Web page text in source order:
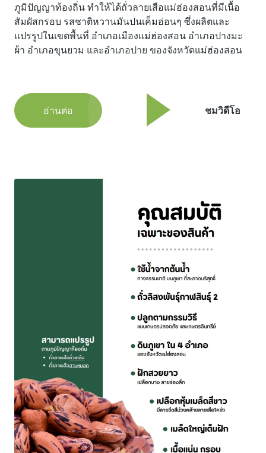
ภูมิปัญญาท้องถิ่น ทำให้ได้ถั่วลายเสือแม่ฮ่องสอนที่มีเนื้อ
สัมผัสกรอบ รสชาติหวานมันปนเค็มอ่อนๆ ซึ่งผลิตและ
แปรรูปในเขตพื้นที่ อำเภอเมืองแม่ฮ่องสอน อำเภอปางมะ
ผ้า อำเภอขุนยวม และอำเภอปาย ของจังหวัดแม่ฮ่องสอน
อ่านต่อ ชมวิดีโอ